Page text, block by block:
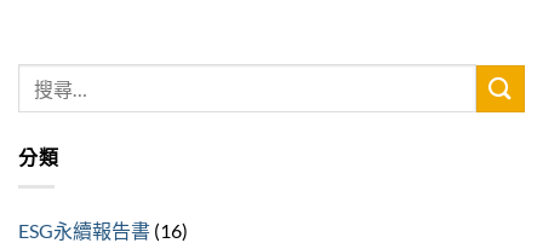
分類
ESG永續報告書 (16)